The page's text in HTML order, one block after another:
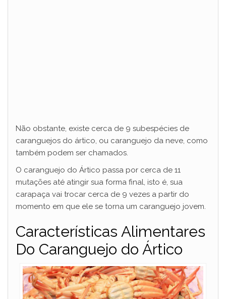
Não obstante, existe cerca de 9 subespécies de
caranguejos do ártico, ou caranguejo da neve, como
também podem ser chamados.
O caranguejo do Ártico passa por cerca de 11
mutações até atingir sua forma final, isto é, sua
carapaça vai trocar cerca de 9 vezes a partir do
momento em que ele se torna um caranguejo jovem.
Características Alimentares
Do Caranguejo do Ártico